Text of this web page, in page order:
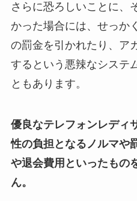
さらに恐ろしいことに、
かった場合には、せっか
の罰金を引かれたり、ア
するという悪辣なシステ
ともあります。
優良なテレフォンレディ
性の負担となるノルマや
や退会費用といったもの
ん。